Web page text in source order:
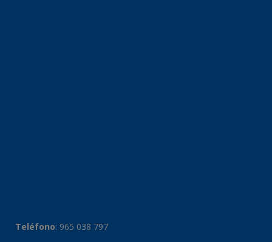
Teléfono: 965 038 797